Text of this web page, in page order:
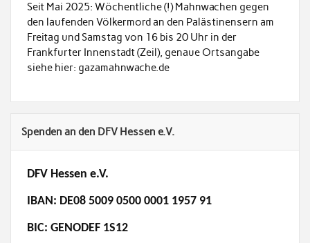
Seit Mai 2025: Wöchentliche (!) Mahnwachen gegen
den laufenden Völkermord an den Palästinensern am
Freitag und Samstag von 16 bis 20 Uhr in der
Frankfurter Innenstadt (Zeil), genaue Ortsangabe
siehe hier: gazamahnwache.de
Spenden an den DFV Hessen e.V.
DFV Hessen e.V.
IBAN: DE08 5009 0500 0001 1957 91
BIC: GENODEF 1S12